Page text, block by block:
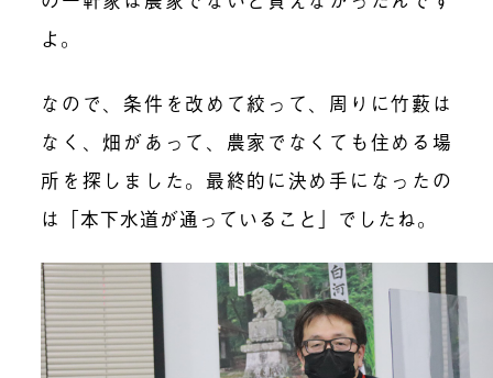
よ。
なので、条件を改めて絞って、 周りに竹藪は
なく、畑があって、農家でなくても住める場
所 を探しました。 最終的に決め手になったの
は「本下水道が通っていること」でした ね。